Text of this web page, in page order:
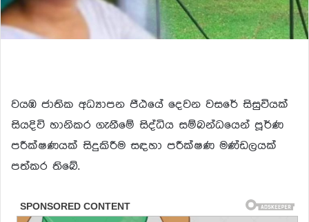
වයඹ ජාතික අධ්‍යාපන පීඨයේ දෙවන වසරේ සිසුවියක්
සියදිවි හානිකර ගැනීමේ සිද්ධිය සම්බන්ධයෙන් පූර්ණ
පරීක්ෂණයක් සිදුකිරීම සඳහා පරීක්ෂණ මණ්ඩලයක්
පත්කර තිබේ.